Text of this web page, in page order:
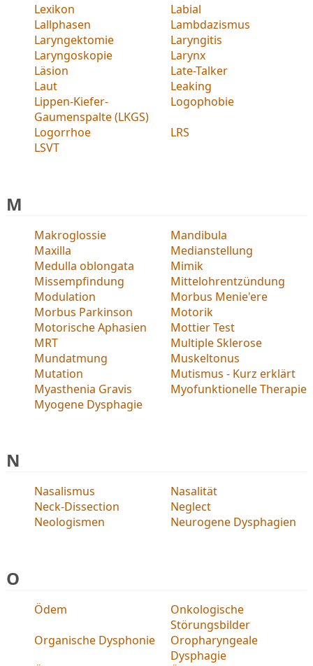
Lexikon
Labial
Lallphasen
Lambdazismus
Laryngektomie
Laryngitis
Laryngoskopie
Larynx
Läsion
Late-Talker
Laut
Leaking
Lippen-Kiefer-
Gaumenspalte (LKGS)
Logophobie
Logorrhoe
LRS
LSVT
M
Makroglossie
Mandibula
Maxilla
Medianstellung
Medulla oblongata
Mimik
Missempfindung
Mittelohrentzündung
Modulation
Morbus Menie'ere
Morbus Parkinson
Motorik
Motorische Aphasien
Mottier Test
MRT
Multiple Sklerose
Mundatmung
Muskeltonus
Mutation
Mutismus - Kurz erklärt
Myasthenia Gravis
Myofunktionelle Therapie
Myogene Dysphagie
N
Nasalismus
Nasalität
Neck-Dissection
Neglect
Neologismen
Neurogene Dysphagien
O
Ödem
Onkologische
Störungsbilder
Organische Dysphonie
Oropharyngeale
Dysphagie